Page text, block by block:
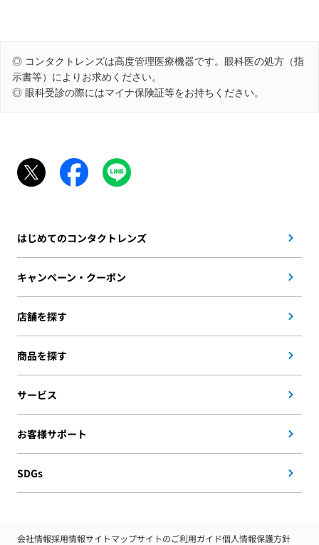
◎ コンタクトレンズは高度管理医療機器です。眼科医の処方（指
示書等）によりお求めください。
◎ 眼科受診の際にはマイナ保険証等をお持ちください。
はじめてのコンタクトレンズ
キャンペーン・クーポン
店舗を探す
商品を探す
サービス
お客様サポート
SDGs
会社情報採用情報サイトマップサイトのご利用ガイド個人情報保護方針